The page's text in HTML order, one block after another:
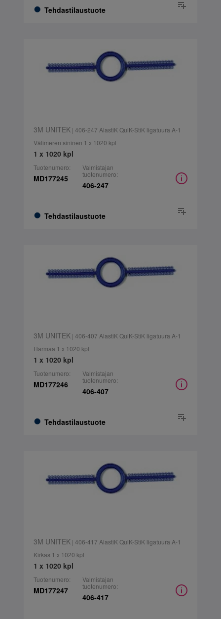
Tehdastilaustuote
3M UNITEK| 406-247 AlastiK QuiK-StiK ligatuura A-1
Välimeren sininen 1 x 1020 kpl
1 x 1020 kpl
Tuotenumero:
MD177245
Tehdastilaustuote
Valmistajan
tuotenumero:
406-247
3M UNITEK| 406-407 AlastiK QuiK-StiK ligatuura A-1
Harmaa 1 x 1020 kpl
1 x 1020 kpl
Tuotenumero:
MD177246
Tehdastilaustuote
Valmistajan
tuotenumero:
406-407
3M UNITEK| 406-417 AlastiK QuiK-StiK ligatuura A-1
Kirkas 1 x 1020 kpl
1 x 1020 kpl
Tuotenumero:
MD177247
Valmistajan
tuotenumero:
406-417